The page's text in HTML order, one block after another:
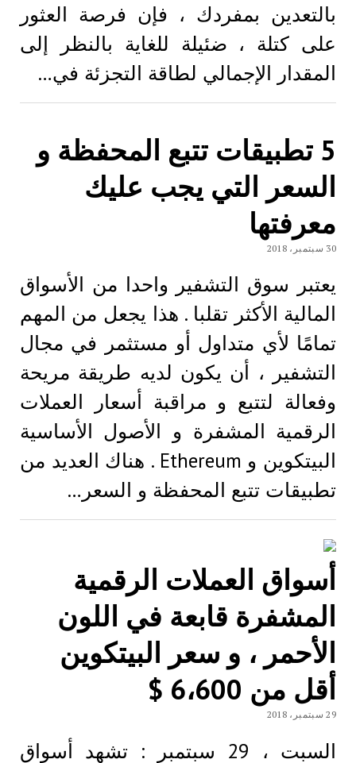
بالتعدين بمفردك ، فإن فرصة العثور
على كتلة ، ضئيلة للغاية بالنظر إلى
المقدار الإجمالي لطاقة التجزئة في…
5 تطبيقات تتبع المحفظة و
السعر التي يجب عليك
معرفتها
30 سبتمبر، 2018
يعتبر سوق التشفير واحدا من الأسواق
المالية الأكثر تقلبا . هذا يجعل من المهم
تمامًا لأي متداول أو مستثمر في مجال
التشفير ، أن يكون لديه طريقة مريحة
وفعالة لتتبع و مراقبة أسعار العملات
الرقمية المشفرة و الأصول الأساسية
البيتكوين و Ethereum . هناك العديد من
تطبيقات تتبع المحفظة و السعر…
أسواق العملات الرقمية
المشفرة قابعة في اللون
الأحمر ، و سعر البيتكوين
أقل من 6،600 $
29 سبتمبر، 2018
السبت ، 29 سبتمبر : تشهد أسواق